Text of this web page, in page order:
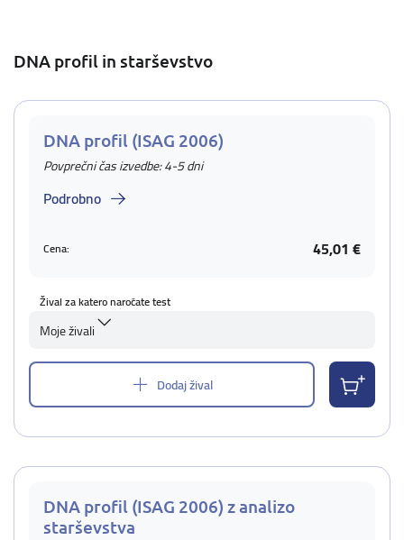
DNA profil in starševstvo
DNA profil (ISAG 2006)
Povprečni čas izvedbe: 4-5 dni
Podrobno
Cena: 45,01 €
Žival za katero naročate test
Moje živali
Dodaj žival
DNA profil (ISAG 2006) z analizo
starševstva